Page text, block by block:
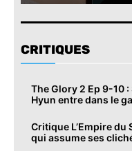
CRITIQUES
The Glory 2 Ep 9-10 :
Hyun entre dans le
Critique L’Empire
qui assume ses